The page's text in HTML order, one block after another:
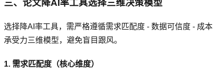
三、论文降AI率工具选择三维决策模型
选择降AI率工具，需严格遵循需求匹配度 - 数据可信度 - 成本
承受力三维模型，避免盲目跟风。
1. 需求匹配度（核心维度）